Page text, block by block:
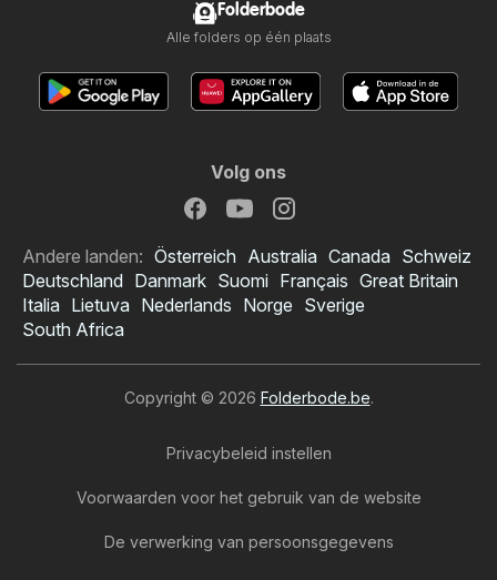
Folderbode
Alle folders op één plaats
Volg ons
Andere landen: Österreich Australia Canada Schweiz
Deutschland Danmark Suomi Français Great Britain
Italia Lietuva Nederlands Norge Sverige
South Africa
Copyright © 2026 Folderbode.be.
Privacybeleid instellen
Voorwaarden voor het gebruik van de website
De verwerking van persoonsgegevens